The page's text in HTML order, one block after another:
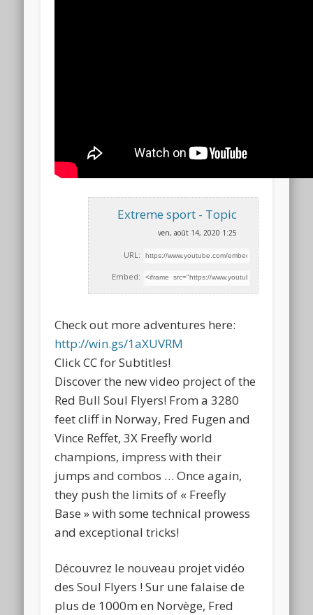
Extreme sport - Topic
ven, août 14, 2020 1:25
URL:
Embed:
Check out more adventures here:
http://win.gs/1aXUVRM
Click CC for Subtitles!
Discover the new video project of the
Red BullSoul Flyers! From a 3280
feet cliff in Norway, Fred Fugen and
Vince Reffet, 3X Freefly world
champions, impress with their
jumps and combos … Once again,
they push the limits of « Freefly
Base » with some technical prowess
and exceptional tricks!
Découvrez le nouveau projet vidéo
des Soul Flyers ! Sur une falaise de
plus de 1000m en Norvège, Fred